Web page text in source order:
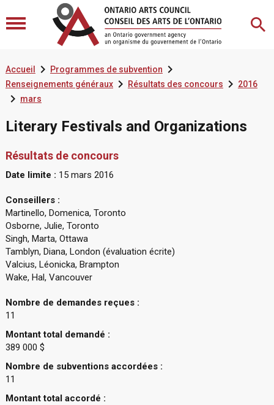
Accueil  Programmes de subvention
Renseignements généraux Résultats des concours 2016
 mars
Literary Festivals and Organizations
Résultats de concours
Date limite : 15 mars 2016
Conseillers :
Martinello, Domenica, Toronto
Osborne, Julie, Toronto
Singh, Marta, Ottawa
Tamblyn, Diana, London (évaluation écrite)
Valcius, Léonicka, Brampton
Wake, Hal, Vancouver
Nombre de demandes reçues :
11
Montant total demandé :
389 000 $
Nombre de subventions accordées :
11
Montant total accordé :